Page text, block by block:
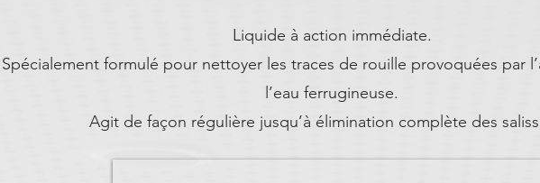
Liquide à action immédiate.
Spécialement formulé pour nettoyer les traces de rouille provoquées par
l’eau ferrugineuse.
Agit de façon régulière jusqu’à élimination complète des